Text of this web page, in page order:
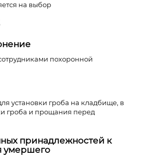
на выбор
похоронной
установки гроба на кладбище, в
гроба и прощания перед
принадлежностей к
умершего